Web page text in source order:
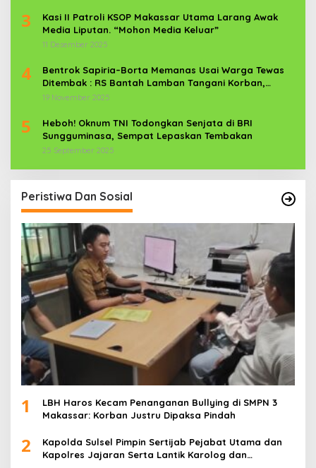
3
Kasi II Patroli KSOP Makassar Utama Larang Awak
Media Liputan. “Mohon Media Keluar”
11 Desember 2025
4
Bentrok Sapiria–Borta Memanas Usai Warga Tewas
Ditembak : RS Bantah Lamban Tangani Korban,
Aparat TNI-POLRI Dikerahkan
19 November 2025
5
Heboh! Oknum TNI Todongkan Senjata di BRI
Sungguminasa, Sempat Lepaskan Tembakan
25 September 2025
Peristiwa Dan Sosial
1
LBH Haros Kecam Penanganan Bullying di SMPN 3
Makassar: Korban Justru Dipaksa Pindah
2
Kapolda Sulsel Pimpin Sertijab Pejabat Utama dan
Kapolres Jajaran Serta Lantik Karolog dan